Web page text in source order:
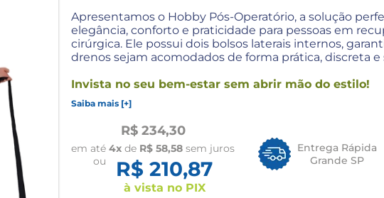
Apresentamos o Hobby Pós-Operatório, a solução
elegância, conforto e praticidade para pessoas em
cirúrgica. Ele possui dois bolsos laterais internos,
drenos sejam acomodados de forma prática, discreta e
Invista no seu bem-estar sem abrir mão do estilo!
Saiba mais [+]
Entrega Rápida
Grande SP
R$ 234,30
em até4x de R$ 58,58 sem juros
ou
R$ 210,87
à vista no PIX